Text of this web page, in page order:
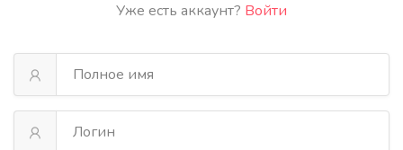
Уже есть аккаунт? Войти